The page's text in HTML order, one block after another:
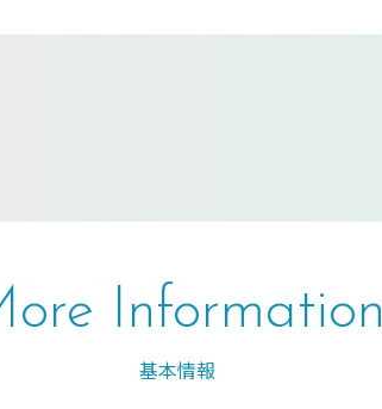
Information
基本情報